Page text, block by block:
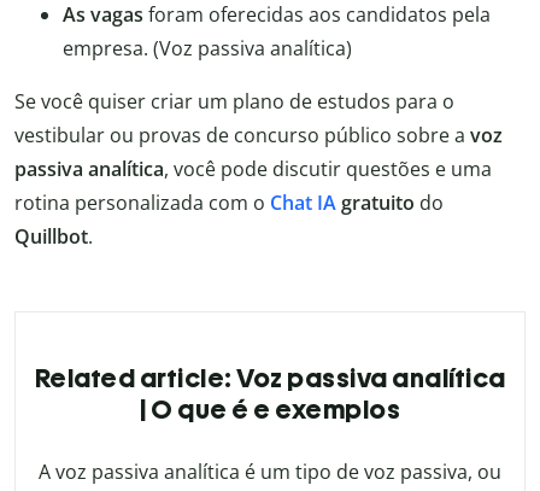
As vagas foram oferecidas aos candidatos pela
empresa. (Voz passiva analítica)
Se você quiser criar um plano de estudos para o
vestibular ou provas de concurso público sobre a voz
passiva analítica, você pode discutir questões e uma
rotina personalizada com o Chat IAgratuito do
Quillbot.
Related article: Voz passiva analítica
| O que é e exemplos
A voz passiva analítica é um tipo de voz passiva, ou